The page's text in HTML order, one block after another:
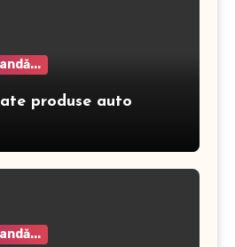
produse auto